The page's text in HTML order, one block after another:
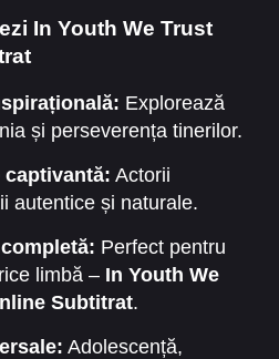
Filmul combină
de viață, oferind o
In Youth We Trust
Explorează
și perseverența tinerilor.
Actorii
autentice și naturale.
Perfect pentru
limbă – In Youth We
Subtitrat.
Adolescență,